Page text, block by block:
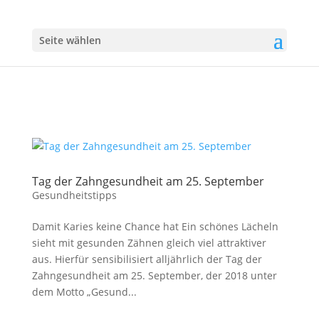
Seite wählen
Tag der Zahngesundheit am 25. September
Gesundheitstipps
Damit Karies keine Chance hat Ein schönes Lächeln
sieht mit gesunden Zähnen gleich viel attraktiver
aus. Hierfür sensibilisiert alljährlich der Tag der
Zahngesundheit am 25. September, der 2018 unter
dem Motto „Gesund...